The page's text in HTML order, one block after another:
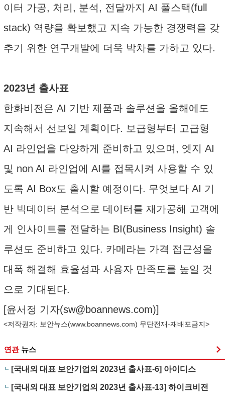
이터 가공, 처리, 분석, 전달까지 AI 풀스택(full
stack) 역량을 확보했고 지속 가능한 경쟁력을 갖
추기 위한 연구개발에 더욱 박차를 가하고 있다.
2023년 출사표
한화비전은 AI 기반 제품과 솔루션을 올해에도
지속해서 선보일 계획이다. 보급형부터 고급형
AI 라인업을 다양하게 준비하고 있으며, 엣지 AI
및 non AI 라인업에 AI를 접목시켜 사용할 수 있
도록 AI Box도 출시할 예정이다. 무엇보다 AI 기
반 빅데이터 분석으로 데이터를 재가공해 고객에
게 인사이트를 전달하는 BI(Business Insight) 솔
루션도 준비하고 있다. 카메라는 가격 접근성을
대폭 해결해 효율성과 사용자 만족도를 높일 것
으로 기대된다.
[윤서정 기자(sw@boannews.com)]
<저작권자: 보안뉴스(www.boannews.com) 무단전재-재배포금지>
연관 뉴스
[국내외 대표 보안기업의 2023년 출사표-6] 아이디스
[국내외 대표 보안기업의 2023년 출사표-13] 하이크비전